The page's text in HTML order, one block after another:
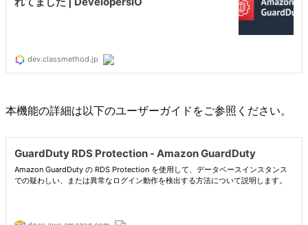
本機能の詳細は以下のユーザーガイドをご参照ください。